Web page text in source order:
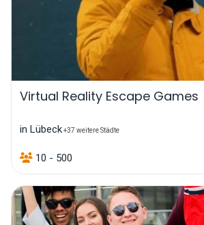
Virtual Reality Escape Games
in Lübeck+37 weitere Städte
10 - 500